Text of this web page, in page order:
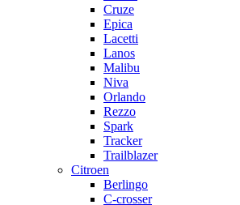
Cruze
Epica
Lacetti
Lanos
Malibu
Niva
Orlando
Rezzo
Spark
Tracker
Trailblazer
Citroen
Berlingo
C-crosser